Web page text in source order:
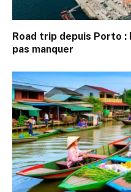
Road trip depuis Porto
pas manquer